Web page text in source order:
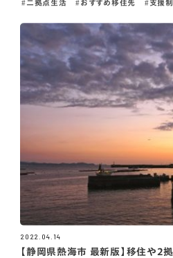
二拠点生活 おすすめ移住先 支援
2022.04.14
【静岡県熱海市 最新版】移住や2